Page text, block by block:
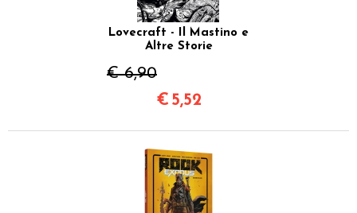
Lovecraft - Il Mastino e
Altre Storie
€ 6,90
€ 5,52